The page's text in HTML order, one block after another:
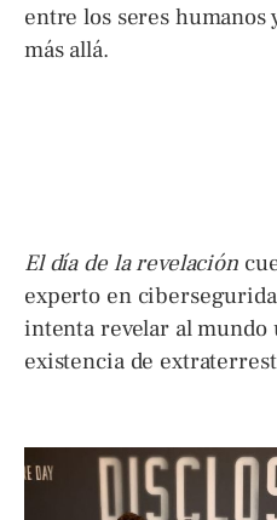
entre los seres humanos
más allá.
El día de la revelación
experto en
intenta revelar al mundo
existencia de